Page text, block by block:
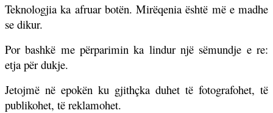
Teknologjia ka afruar botën. Mirëqenia është më e madhe
se dikur.
Por bashkë me përparimin ka lindur një sëmundje e re:
etja për dukje.
Jetojmë në epokën ku gjithçka duhet të fotografohet, të
publikohet, të reklamohet.